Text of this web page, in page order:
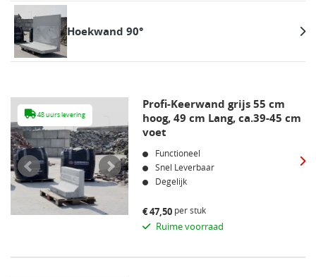
Hoekwand 90°
48 uurs levering 48 uurs
Profi-Keerwand grijs 55 cm
hoog, 49 cm Lang, ca.39-45 cm
voet
Functioneel
Snel Leverbaar
Degelijk
€47,50 per stuk
Ruime voorraad